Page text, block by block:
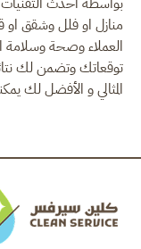
منازل او فلل وشقق او
العملاء وصحة وسلامة
توقعاتك وتضمن لك
المثالي و الأفضل لك